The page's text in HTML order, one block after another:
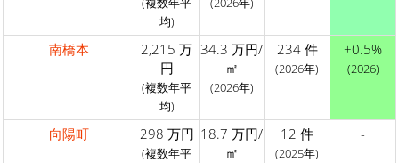
均)
南橋本
2,215 万
円
(複数年平
均)
34.3 万円/
㎡
(2026年)
234 件
(2026年)
+0.5%
(2026)
向陽町 298 万円
(複数年平
18.7 万円/
㎡
12 件
(2025年)
-